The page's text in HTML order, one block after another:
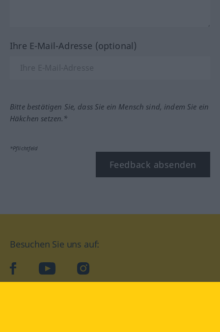
Ihre E-Mail-Adresse (optional)
Bitte bestätigen Sie, dass Sie ein Mensch sind, indem Sie ein
Häkchen setzen.*
*Pflichtfeld
Feedback absenden
Besuchen Sie uns auf:
facebookYouTube Instagram